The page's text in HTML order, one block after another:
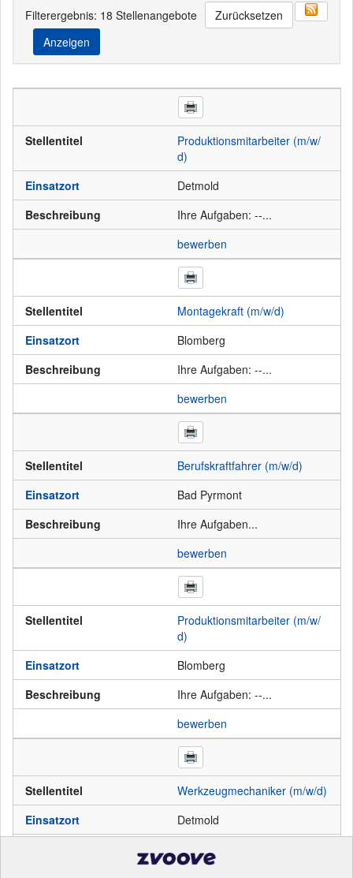
Filterergebnis: 18 Stellenangebote
Zurücksetzen
Anzeigen
Stellentitel
Produktionsmitarbeiter (m/w/
d)
Einsatzort
Detmold
Beschreibung
Ihre Aufgaben: --...
bewerben
Stellentitel
Montagekraft (m/w/d)
Einsatzort
Blomberg
Beschreibung
Ihre Aufgaben: --...
bewerben
Stellentitel
Berufskraftfahrer (m/w/d)
Einsatzort
Bad Pyrmont
Beschreibung
Ihre Aufgaben...
bewerben
Stellentitel
Produktionsmitarbeiter (m/w/
d)
Einsatzort
Blomberg
Beschreibung
Ihre Aufgaben: --...
bewerben
Stellentitel
Werkzeugmechaniker (m/w/d)
Einsatzort
Detmold
Nachbearbeiten und Montiere